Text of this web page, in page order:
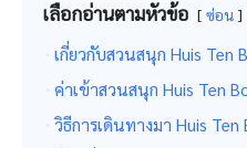
เลือกอ่านตามหัวข้อ ซ่อน
เกี่ยวกับสวนสนุก Huis Ten
ค่าเข้าสวนสนุก Huis Ten
วิธีการเดินทางมา Huis Ten